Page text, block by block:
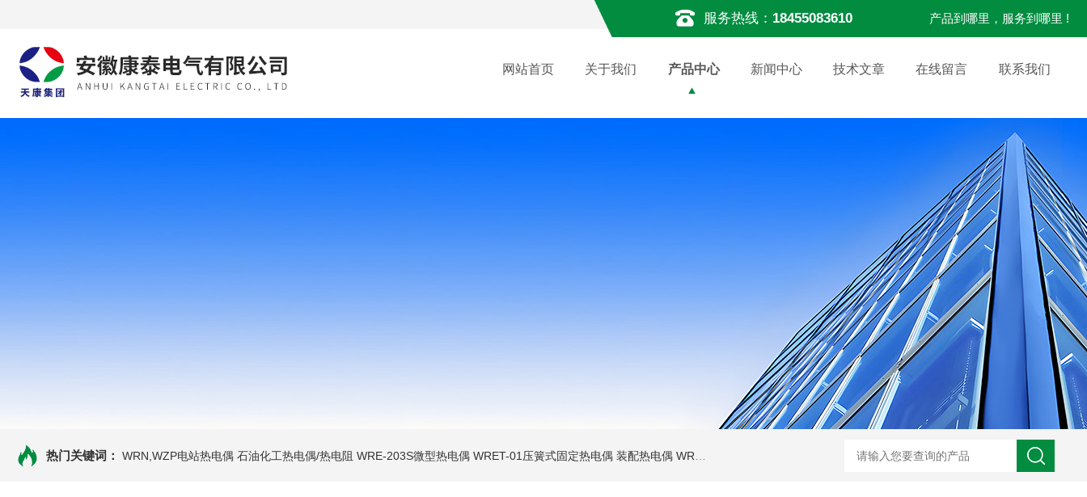
服务热线： 18455083610 产品到哪里，服务到哪里 !
网站首页 关于我们 产品中心 新闻中心 技术文章 在线留言 联系我们
热门关键词： WRN,WZP电站热电偶 石油化工热电偶/热电阻 WRE-203S微型热电偶 WRET-01压簧式固定热电偶 装配热电偶 WRP高温贵金属铂铑热电偶 WRN-530直角弯头热电偶 WRNK-231D炉管刀刃热电